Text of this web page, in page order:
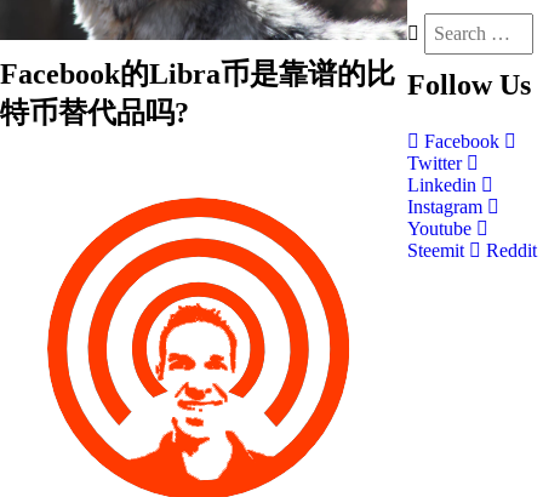
Facebook的Libra币是靠谱的比
特币替代品吗?
Follow Us
Facebook
Twitter
Linkedin
Instagram
Youtube
Steemit
Reddit